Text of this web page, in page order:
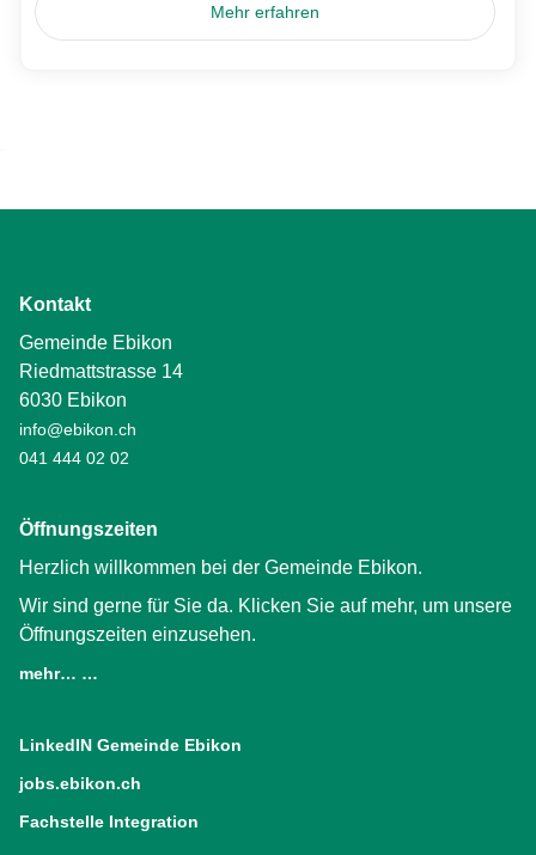
Mehr erfahren
Kontakt
Gemeinde Ebikon
Riedmattstrasse 14
6030 Ebikon
info@ebikon.ch
041 444 02 02
Öffnungszeiten
Herzlich willkommen bei der Gemeinde Ebikon.
Wir sind gerne für Sie da. Klicken Sie auf mehr, um unsere
Öffnungszeiten einzusehen.
mehr… …
LinkedIN Gemeinde Ebikon
jobs.ebikon.ch
Fachstelle Integration